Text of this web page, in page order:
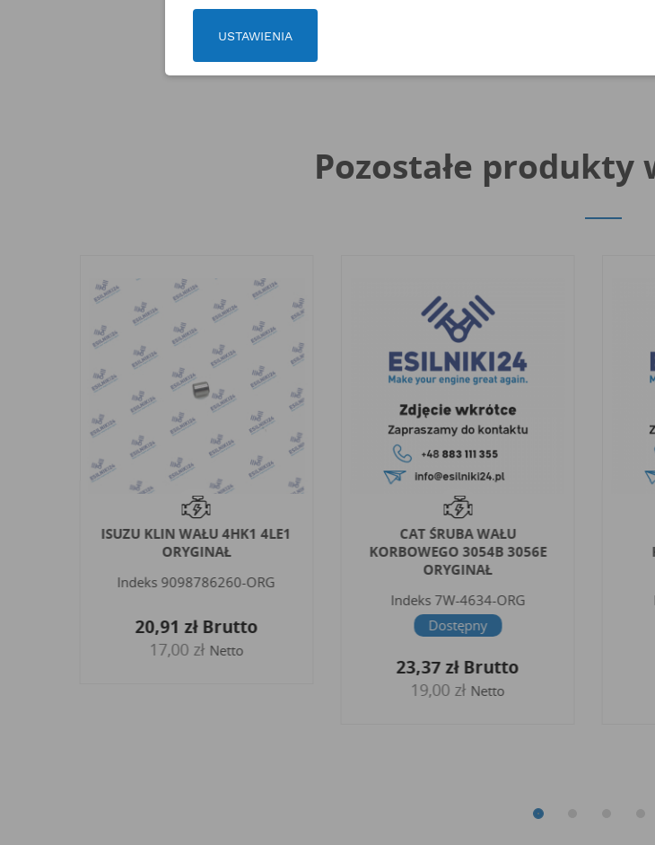
Pozostałe
ISUZU KLIN WAŁU 4HK1 4LE1
ORYGINAŁ
Indeks 9098786260-ORG
20,91 złBrutto
17,00 zł Netto
CAT ŚRUBA WAŁU
KORBOWEGO 3054B 3056E
ORYGINAŁ
Indeks 7W-4634-ORG
Dostępny
23,37 złBrutto
19,00 zł Netto
USTAWIENIA